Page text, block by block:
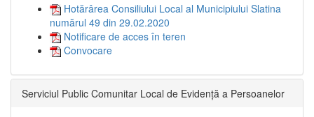
Hotărârea Consiliului Local al Municipiului Slatina
numărul 49 din 29.02.2020
Notificare de acces în teren
Convocare
Serviciul Public Comunitar Local de Evidență a Persoanelor